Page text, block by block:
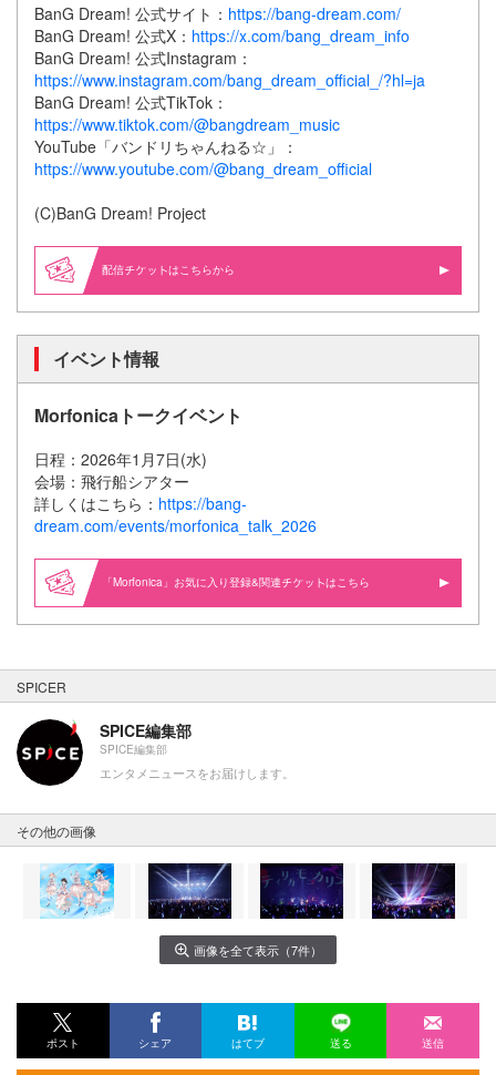
BanG Dream! 公式サイト： https://bang-dream.com/
BanG Dream! 公式X： https://x.com/bang_dream_info
BanG Dream! 公式Instagram：
https://www.instagram.com/bang_dream_official_/?hl=ja
BanG Dream! 公式TikTok：
https://www.tiktok.com/@bangdream_music
YouTube「バンドリちゃんねる☆」：
https://www.youtube.com/@bang_dream_official
(C)BanG Dream! Project
配信 はこちらから
イベント情報
Morfonicaトークイベント
日程：2026年1月7日(水)
会場：飛行船シアター
詳しくはこちら： https://bang-
dream.com/events/morfonica_talk_2026
「Morfonica」お気に入り登録&関連 はこちら
SPICER
SPICE編集部
SPICE編集部
エンタメニュースをお届けします。
その他の画像
画像を全て表示（7件）
ポスト シェア はてブ 送る 送信